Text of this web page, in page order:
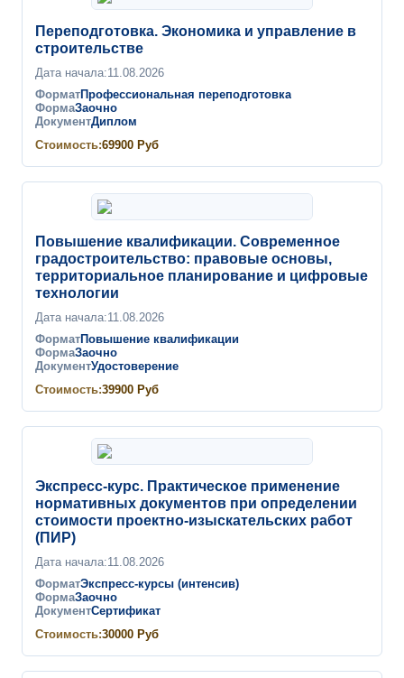
Переподготовка. Экономика и управление в
строительстве
Дата начала:11.08.2026
ФорматПрофессиональная переподготовка
ФормаЗаочно
ДокументДиплом
Стоимость:69900 Руб
Повышение квалификации. Современное
градостроительство: правовые основы,
территориальное планирование и цифровые
технологии
Дата начала:11.08.2026
ФорматПовышение квалификации
ФормаЗаочно
ДокументУдостоверение
Стоимость:39900 Руб
Экспресс-курс. Практическое применение
нормативных документов при определении
стоимости проектно-изыскательских работ
(ПИР)
Дата начала:11.08.2026
ФорматЭкспресс-курсы (интенсив)
ФормаЗаочно
ДокументСертификат
Стоимость:30000 Руб